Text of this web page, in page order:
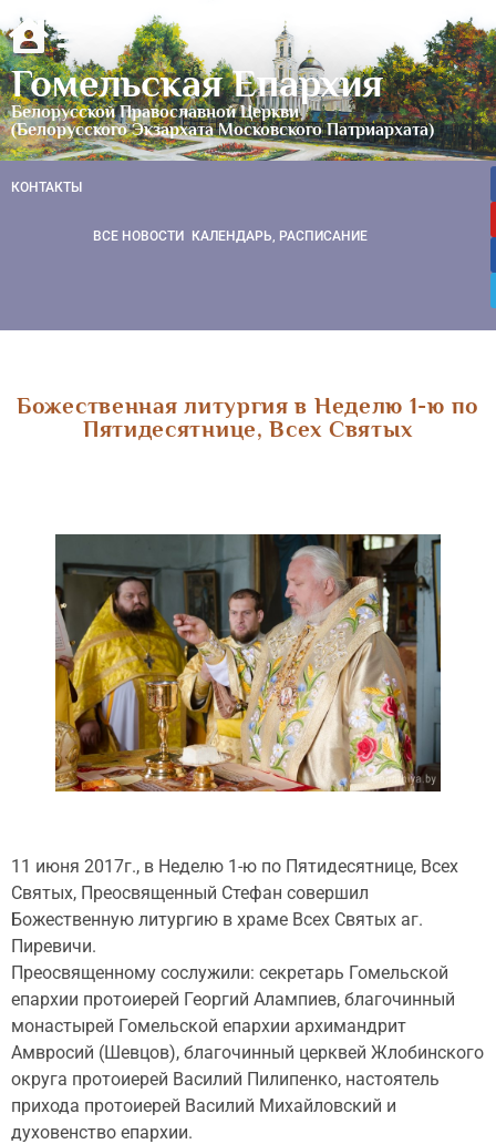
Гомельская Епархия
Белорусской Православной Церкви
(Белорусского Экзархата Московского Патриархата)
КОНТАКТЫ
ВСЕ НОВОСТИ КАЛЕНДАРЬ, РАСПИСАНИЕ
Божественная литургия в Неделю 1-ю по
Пятидесятнице, Всех Святых
11 июня 2017г., в Неделю 1-ю по Пятидесятнице, Всех
Святых, Преосвященный Стефан совершил
Божественную литургию в храме Всех Святых аг.
Пиревичи.
Преосвященному сослужили: секретарь Гомельской
епархии протоиерей Георгий Алампиев, благочинный
монастырей Гомельской епархии архимандрит
Амвросий (Шевцов), благочинный церквей Жлобинского
округа протоиерей Василий Пилипенко, настоятель
прихода протоиерей Василий Михайловский и
духовенство епархии.